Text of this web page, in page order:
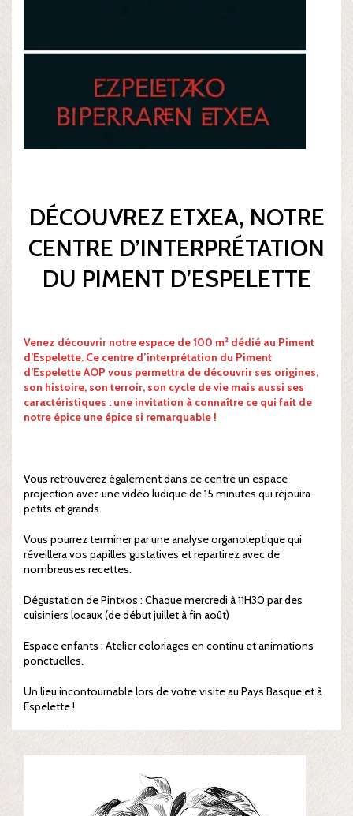
DÉCOUVREZ ETXEA, NOTRE
CENTRE D’INTERPRÉTATION
DU PIMENT D’ESPELETTE
Venez découvrir notre espace de 100 m² dédié au Piment
d’Espelette. Ce centre d’interprétation du Piment
d’Espelette AOP vous permettra de découvrir ses origines,
son histoire, son terroir, son cycle de vie mais aussi ses
caractéristiques : une invitation à connaître ce qui fait de
notre épice une épice si remarquable !
Vous retrouverez également dans ce centre un espace
projection avec une vidéo ludique de 15 minutes qui réjouira
petits et grands.
Vous pourrez terminer par une analyse organoleptique qui
réveillera vos papilles gustatives et repartirez avec de
nombreuses recettes.
Dégustation de Pintxos : Chaque mercredi à 11H30 par des
cuisiniers locaux (de début juillet à fin août)
Espace enfants : Atelier coloriages en continu et animations
ponctuelles.
Un lieu incontournable lors de votre visite au Pays Basque et à
Espelette !